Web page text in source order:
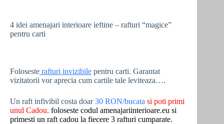
4 idei amenajari interioare ieftine – rafturi “magice”
pentru carti
Foloseste rafturi invizibile pentru carti. Garantat
vizitatorii vor aprecia cum cartile tale leviteaza….
Un raft infivibil costa doar30 RON/bucata si poti primi
unul Cadou. foloseste codul amenajariinterioare.eu si
primesti un raft cadou la fiecere 3 rafturi cumparate.